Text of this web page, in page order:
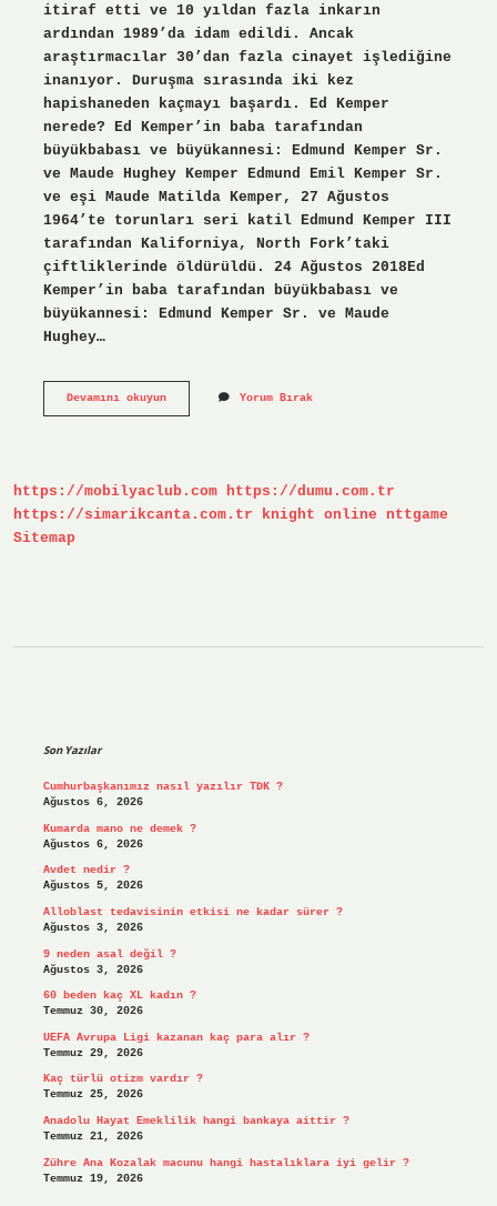
itiraf etti ve 10 yıldan fazla inkarın
ardından 1989’da idam edildi. Ancak
araştırmacılar 30’dan fazla cinayet işlediğine
inanıyor. Duruşma sırasında iki kez
hapishaneden kaçmayı başardı. Ed Kemper
nerede? Ed Kemper’in baba tarafından
büyükbabası ve büyükannesi: Edmund Kemper Sr.
ve Maude Hughey Kemper Edmund Emil Kemper Sr.
ve eşi Maude Matilda Kemper, 27 Ağustos
1964’te torunları seri katil Edmund Kemper III
tarafından Kaliforniya, North Fork’taki
çiftliklerinde öldürüldü. 24 Ağustos 2018Ed
Kemper’in baba tarafından büyükbabası ve
büyükannesi: Edmund Kemper Sr. ve Maude
Hughey…
Devamını okuyunEd
Yorum Bırak
https://mobilyaclub.com https://dumu.com.tr
https://simarikcanta.com.tr
knight online
nttgame
Sitemap
Son Yazılar
Cumhurbaşkanımız nasıl yazılır TDK ?
Ağustos 6, 2026
Kumarda mano ne demek ?
Ağustos 6, 2026
Avdet nedir ?
Ağustos 5, 2026
Alloblast tedavisinin etkisi ne kadar sürer ?
Ağustos 3, 2026
9 neden asal değil ?
Ağustos 3, 2026
60 beden kaç XL kadın ?
Temmuz 30, 2026
UEFA Avrupa Ligi kazanan kaç para alır ?
Temmuz 29, 2026
Kaç türlü otizm vardır ?
Temmuz 25, 2026
Anadolu Hayat Emeklilik hangi bankaya aittir ?
Temmuz 21, 2026
Zühre Ana Kozalak macunu hangi hastalıklara iyi gelir ?
Temmuz 19, 2026